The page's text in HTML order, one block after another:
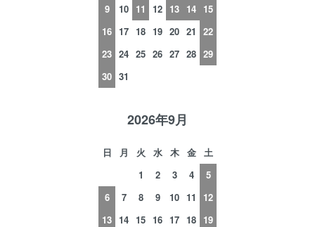
9
10 11 12 13 14 15
16 17 18 19 20 21
22
23 24 25 26 27 28 29
30 31
2026年9月
日 月 火 水 木 金
土
1
2 3 4
5
6
7 8 9 10 11
12
13 14 15 16 17 18 19